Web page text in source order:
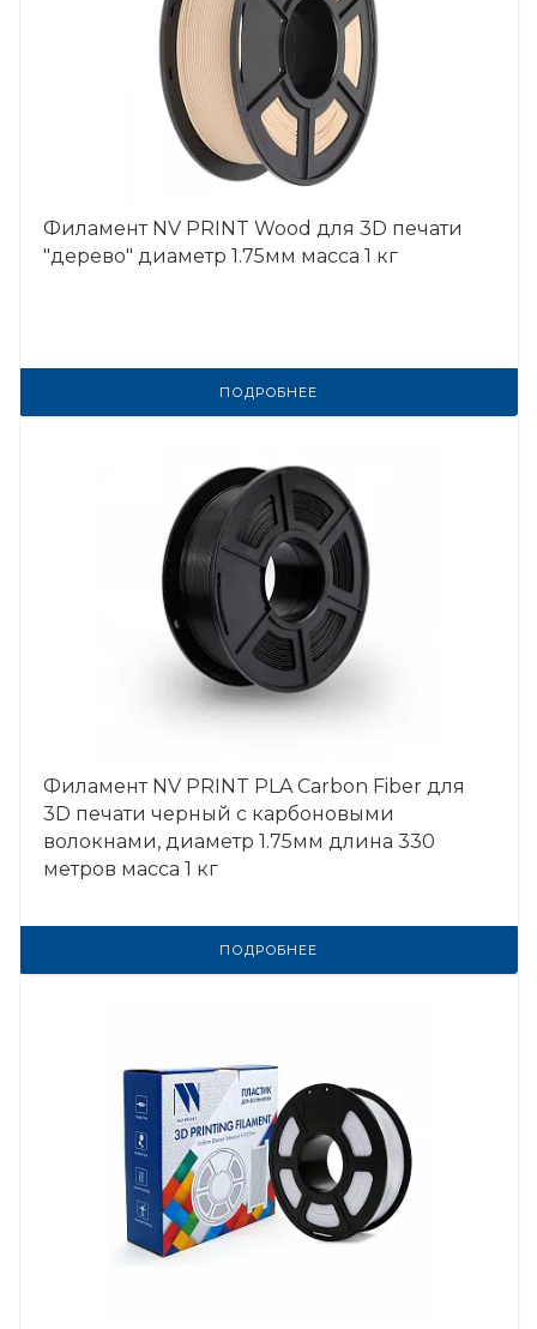
Филамент NV PRINT Wood для 3D печати
"дерево" диаметр 1.75мм масса 1 кг
ПОДРОБНЕЕ
Филамент NV PRINT PLA Carbon Fiber для
3D печати черный с карбоновыми
волокнами, диаметр 1.75мм длина 330
метров масса 1 кг
ПОДРОБНЕЕ